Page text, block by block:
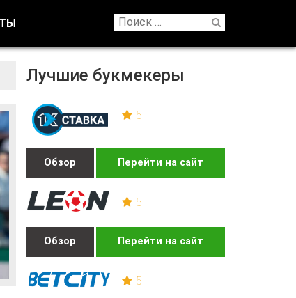
Лучшие букмекеры
5
Обзор Перейти на сайт
5
Обзор Перейти на сайт
5